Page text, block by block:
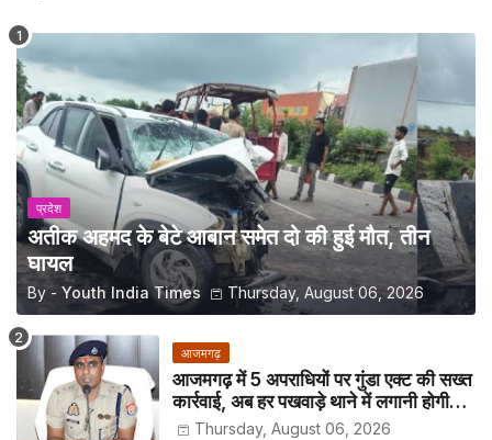
प्रदेश
अतीक अहमद के बेटे आबान समेत दो की हुई मौत, तीन
घायल
By - Youth India Times Thursday, August 06, 2026
आजमगढ़
आजमगढ़ में 5 अपराधियों पर गुंडा एक्ट की सख्त
कार्रवाई, अब हर पखवाड़े थाने में लगानी होगी
हाजिरीThursday, August 06, 2026